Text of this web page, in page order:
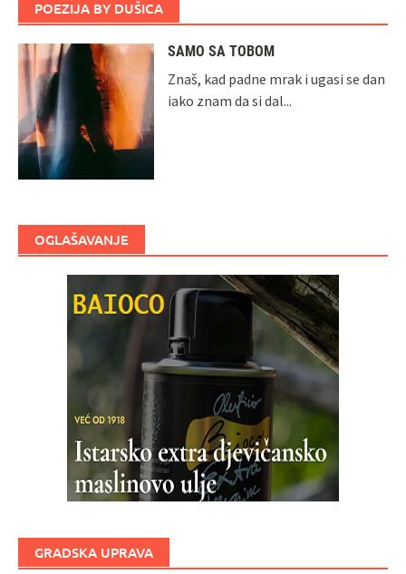
POEZIJA BY DUŠICA
SAMO SA TOBOM
Znaš, kad padne mrak i ugasi se dan
iako znam da si dal...
OGLAŠAVANJE
GRADSKA UPRAVA